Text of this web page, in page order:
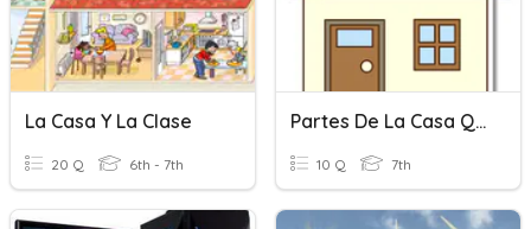
La Casa Y La Clase
20 Q 6th - 7th
Partes De La Casa Quiz
10 Q 7th